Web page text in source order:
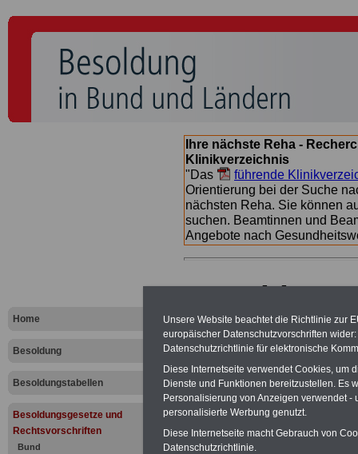
Home
Besoldung
Besoldungstabellen
Besoldungsgesetze und
Rechtsvorschriften
Bund
Ihre nächste Reha -
Klinikverzeichnis
"Das
führende
Orientierung bei der Suche
nächsten Reha. Sie können
suchen. Beamtinnen und
Angebote nach
Landes
Unsere Website beachtet die Richtlinie zur
europäischer Datenschutzvorschriften
Datenschutzrichtlinie für elektronische
Diese Internetseite verwendet Cookies, um
Dienste und Funktionen bereitzustellen. Es
Personalisierung von Anzeigen verwendet
personalisierte Werbung genutzt.
Diese Internetseite macht Gebrauch von
Datenschutzrichtlinie.